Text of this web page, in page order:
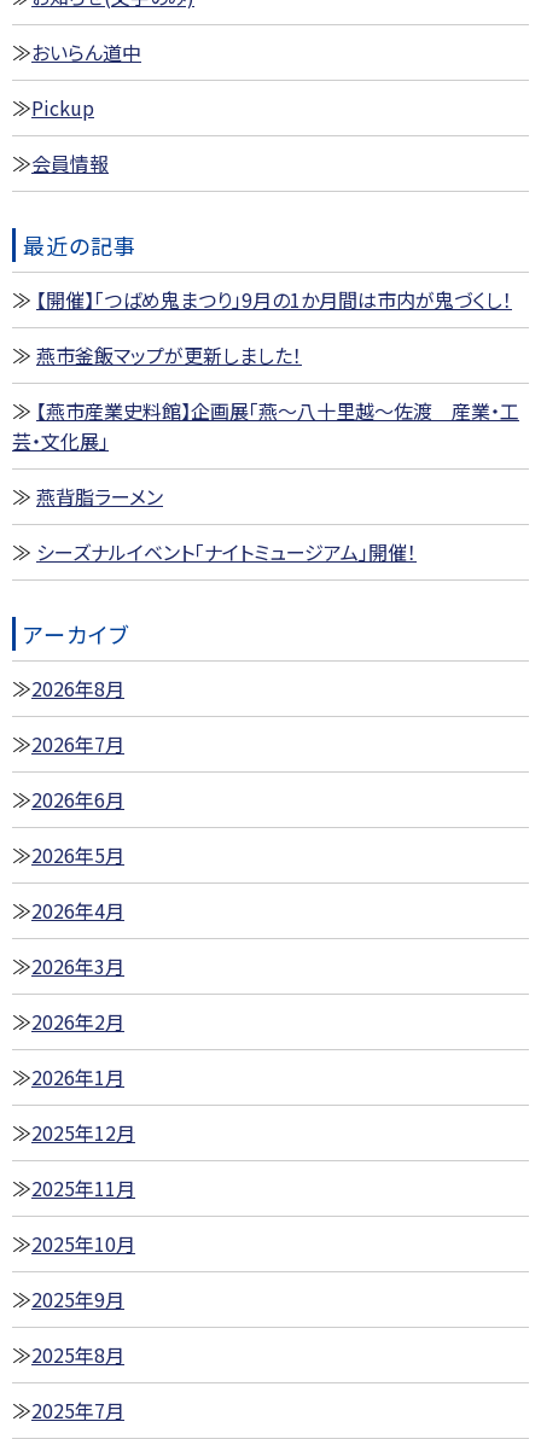
おいらん道中
Pickup
会員情報
最近の記事
【開催】「つばめ鬼まつり」9月の1か月間は市内が鬼づくし！
燕市釜飯マップが更新しました！
【燕市産業史料館】企画展「燕～八十里越～佐渡 産業・工
芸・文化展」
燕背脂ラーメン
シーズナルイベント「ナイトミュージアム」開催！
アーカイブ
2026年8月
2026年7月
2026年6月
2026年5月
2026年4月
2026年3月
2026年2月
2026年1月
2025年12月
2025年11月
2025年10月
2025年9月
2025年8月
2025年7月